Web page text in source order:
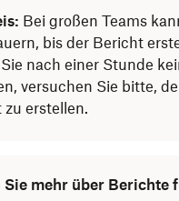
Bei großen Teams
bis der Bericht
nach einer Stunde
versuchen Sie bitte,
zu erstellen.
Sie mehr über Berichte